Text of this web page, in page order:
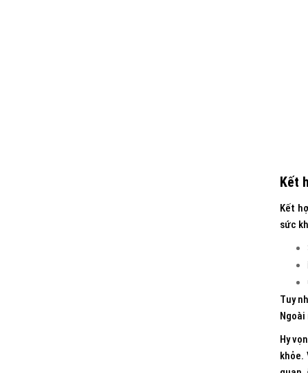
Kết
Kết
sức
Tuy
Hy
khỏe.